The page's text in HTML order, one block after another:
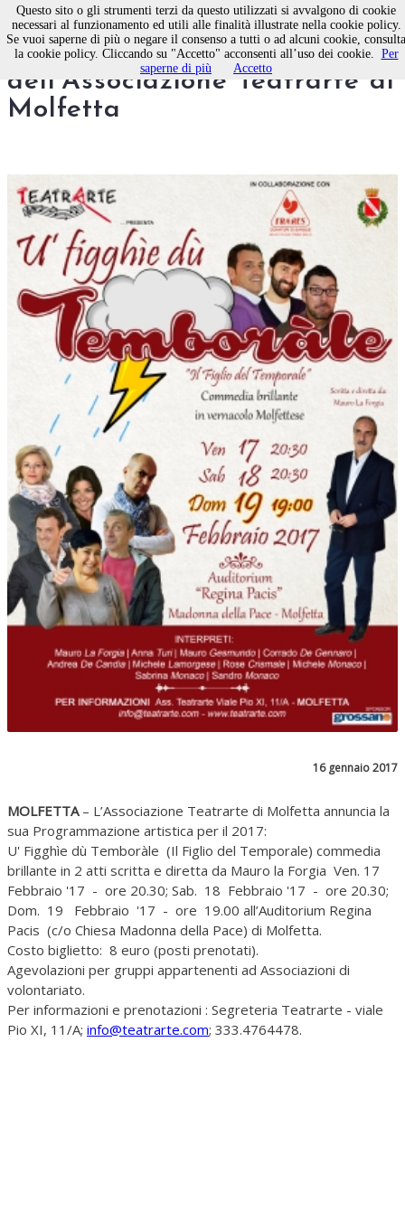
Programmazione artistica
dell'Associazione Teatrarte di
Molfetta
16 gennaio 2017
MOLFETTA – L’Associazione Teatrarte di Molfetta annuncia la
sua Programmazione artistica per il 2017:
U' Figghìe dù Temboràle (Il Figlio del Temporale) commedia
brillante in 2 atti scritta e diretta da Mauro la Forgia Ven. 17
Febbraio '17 - ore 20.30; Sab. 18 Febbraio '17 - ore 20.30;
Dom. 19 Febbraio '17 - ore 19.00 all’Auditorium Regina
Pacis (c/o Chiesa Madonna della Pace) di Molfetta.
Costo biglietto: 8 euro (posti prenotati).
Agevolazioni per gruppi appartenenti ad Associazioni di
volontariato.
Per informazioni e prenotazioni : Segreteria Teatrarte - viale
Pio XI, 11/A; info@teatrarte.com; 333.4764478.
Questo sito o gli strumenti terzi da questo utilizzati si avvalgono di cookie
necessari al funzionamento ed utili alle finalità illustrate nella cookie policy.
Se vuoi saperne di più o negare il consenso a tutti o ad alcuni cookie, consulta
la cookie policy. Cliccando su "Accetto" acconsenti all’uso dei cookie. Per
saperne di più
Accetto